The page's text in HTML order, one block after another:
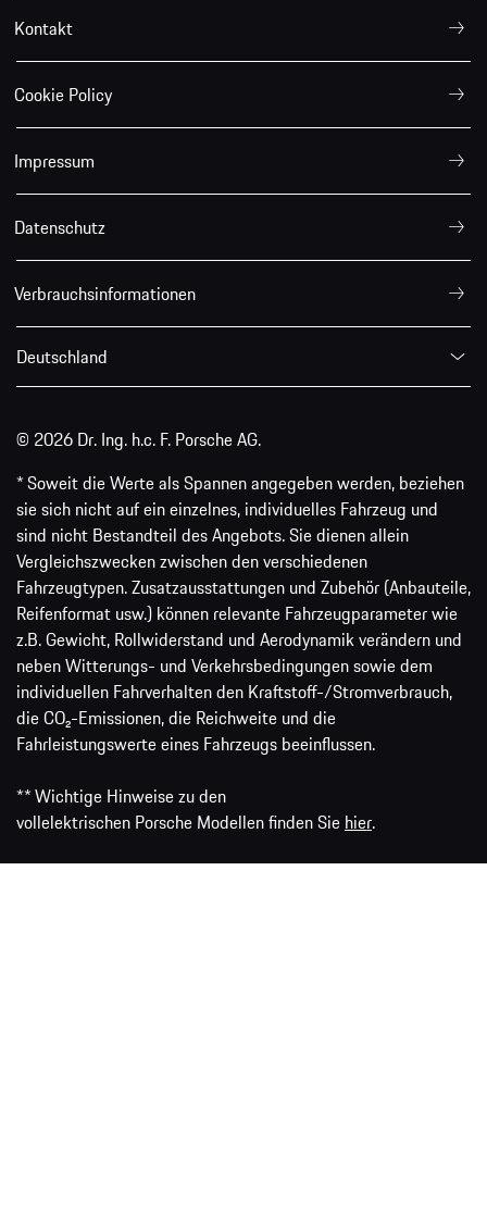
Kontakt
Cookie Policy
Impressum
Datenschutz
Verbrauchsinformationen
Deutschland
© 2026 Dr. Ing. h.c. F. Porsche AG.
* Soweit die Werte als Spannen angegeben werden, beziehen
sie sich nicht auf ein einzelnes, individuelles Fahrzeug und
sind nicht Bestandteil des Angebots. Sie dienen allein
Vergleichszwecken zwischen den verschiedenen
Fahrzeugtypen. Zusatzausstattungen und Zubehör (Anbauteile,
Reifenformat usw.) können relevante Fahrzeugparameter wie
z.B. Gewicht, Rollwiderstand und Aerodynamik verändern und
neben Witterungs- und Verkehrsbedingungen sowie dem
individuellen Fahrverhalten den Kraftstoff-/Stromverbrauch,
die CO₂-Emissionen, die Reichweite und die
Fahrleistungswerte eines Fahrzeugs beeinflussen.
** Wichtige Hinweise zu den
vollelektrischen Porsche Modellen finden Sie hier.